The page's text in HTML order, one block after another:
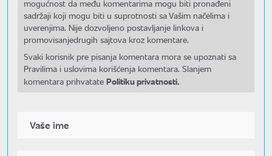
mogućnost da među komentarima mogu biti pronađeni
sadržaji koji mogu biti u suprotnosti sa Vašim načelima i
uverenjima. Nije dozvoljeno postavljanje linkova i
promovisanjedrugih sajtova kroz komentare.
Svaki korisnik pre pisanja komentara mora se upoznati sa
Pravilima i uslovima korišćenja komentara. Slanjem
komentara prihvatate Politiku privatnosti.